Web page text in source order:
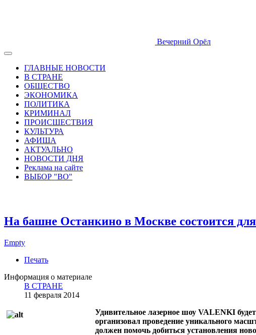
Вечерний Орёл
ГЛАВНЫЕ НОВОСТИ
В СТРАНЕ
ОБЩЕСТВО
ЭКОНОМИКА
ПОЛИТИКА
КРИМИНАЛ
ПРОИСШЕСТВИЯ
КУЛЬТУРА
АФИША
АКТУАЛЬНО
НОВОСТИ ДНЯ
Реклама на сайте
ВЫБОР "ВО"
На башне Останкино в Москве состоится
Empty
Печать
Информация о материале
В СТРАНЕ
11 февраля 2014
Удивительное лазерное шоу VALENKI
организовал проведение уникального
должен помочь добиться установления